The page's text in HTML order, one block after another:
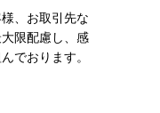
、お取引先な
限配慮し、感
でおります。